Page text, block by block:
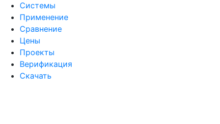
Cистемы
Применение
Сравнение
Цены
Проекты
Верификация
Скачать